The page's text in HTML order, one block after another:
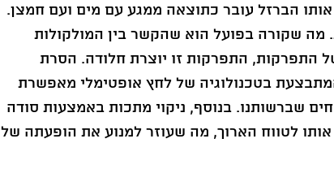
הברזל עובר כתוצאה ממגע עם מים ועם חמצן.
שקורה בפועל הוא שהקשר בין המולקולות
התפרקות, התפרקות זו יוצרת חלודה. הסרת
בטכנולוגיה של לחץ אופטימלי מאפשרת
שברשותנו. בנוסף, ניקוי מתכות באמצעות סודה
לטווח הארוך, מה שעוזר למנוע את הופעתה של